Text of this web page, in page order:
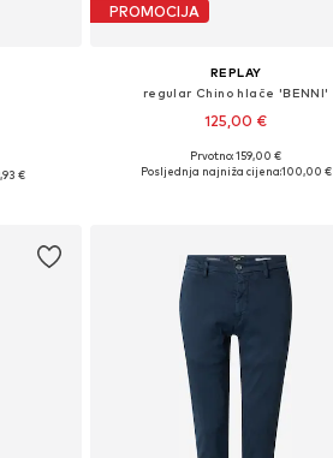
33, 34
€
PROMOCIJA
REPLAY
regular Chino hlače 'BENNI'
125,00 €
Dostupno u više veličina
Prvotno: 159,00 €
Posljednja najniža cijena:100,00 €